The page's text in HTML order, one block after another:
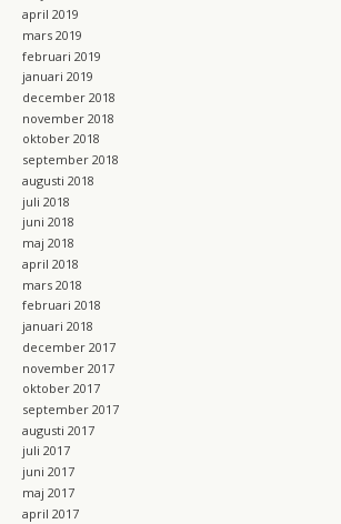
april 2019
mars 2019
februari 2019
januari 2019
december 2018
november 2018
oktober 2018
september 2018
augusti 2018
juli 2018
juni 2018
maj 2018
april 2018
mars 2018
februari 2018
januari 2018
december 2017
november 2017
oktober 2017
september 2017
augusti 2017
juli 2017
juni 2017
maj 2017
april 2017